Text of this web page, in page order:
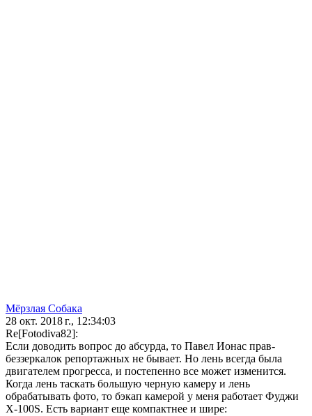
Мёрзлая Собака
28 окт. 2018 г., 12:34:03
Re[Fotodiva82]:
Если доводить вопрос до абсурда, то Павел Ионас прав-
беззеркалок репортажных не бывает. Но лень всегда была
двигателем прогресса, и постепенно все может изменится.
Когда лень таскать большую черную камеру и лень
обрабатывать фото, то бэкап камерой у меня работает Фуджи
X-100S. Есть вариант еще компактнее и шире: